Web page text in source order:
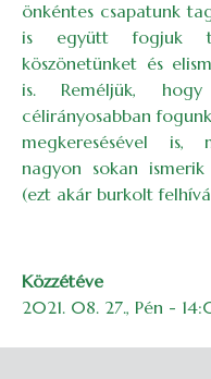
önkéntes csapatunk
is együtt fogjuk
köszönetünket és
is. Reméljük,
célirányosabban
megkeresésével is,
nagyon sokan
(ezt akár burkolt
Közzétéve
2021. 08. 27., Pén -